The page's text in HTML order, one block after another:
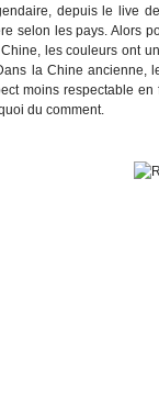
depuis le live
selon les pays. Alors
les couleurs ont
la Chine ancienne,
moins respectable
du comment.